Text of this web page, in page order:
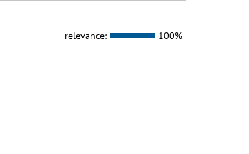
relevance: 100%